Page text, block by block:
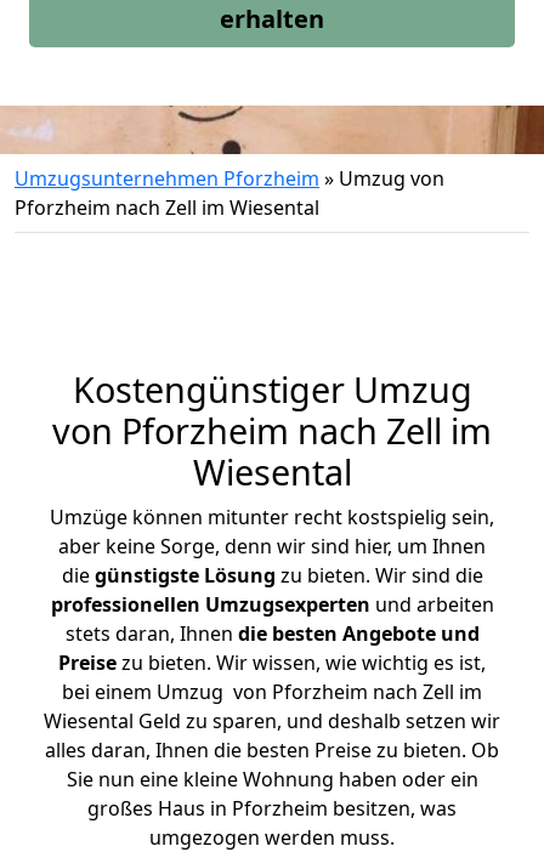
erhalten
Umzugsunternehmen Pforzheim » Umzug von
Pforzheim nach Zell im Wiesental
Kostengünstiger Umzug
von Pforzheim nach Zell im
Wiesental
Umzüge können mitunter recht kostspielig sein,
aber keine Sorge, denn wir sind hier, um Ihnen
diegünstigste Lösung zu bieten. Wir sind die
professionellen Umzugsexperten und arbeiten
stets daran, Ihnen die besten Angebote und
Preisezu bieten. Wir wissen, wie wichtig es ist,
bei einem Umzug von Pforzheim nach Zell im
Wiesental Geld zu sparen, und deshalb setzen wir
alles daran, Ihnen die besten Preise zu bieten. Ob
Sie nun eine kleine Wohnung haben oder ein
großes Haus in Pforzheim besitzen, was
umgezogen werden muss.